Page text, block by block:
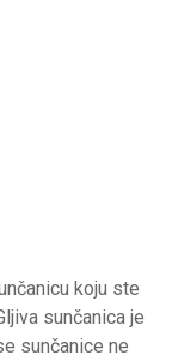
koju ste
sunčanica je
sunčanice ne